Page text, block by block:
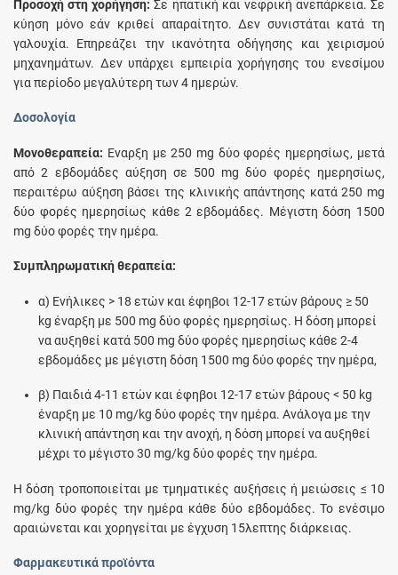
Προσοχή στη χορήγηση: Σε ηπατική και νεφρική ανεπάρκεια. Σε
κύηση μόνο εάν κριθεί απαραίτητο. Δεν συνιστάται κατά τη
γαλουχία. Επηρεάζει την ικανότητα οδήγησης και χειρισμού
μηχανημάτων. Δεν υπάρχει εµπειρία χορήγησης του ενεσίμου
για περίοδο µεγαλύτερη των 4 ηµερών.
Δοσολογία
Μονοθεραπεία: Εναρξη με 250 mg δύο φορές ηµερησίως, μετά
από 2 εβδοµάδες αύξηση σε 500 mg δύο φορές ηµερησίως,
περαιτέρω αύξηση βάσει της κλινικής απάντησης κατά 250 mg
δύο φορές ηµερησίως κάθε 2 εβδοµάδες. Μέγιστη δόση 1500
mg δύο φορές την ηµέρα.
Συµπληρωµατική θεραπεία:
α) Ενήλικες > 18 ετών και έφηβοι 12-17 ετών βάρους ≥ 50
kg έναρξη με 500 mg δύο φορές ηµερησίως. Η δόση μπορεί
να αυξηθεί κατά 500 mg δύο φορές ηµερησίως κάθε 2-4
εβδομάδες με μέγιστη δόση 1500 mg δύο φορές την ηµέρα,
β) Παιδιά 4-11 ετών και έφηβοι 12-17 ετών βάρους < 50 kg
έναρξη με 10 mg/kg δύο φορές την ηµέρα. Ανάλογα µε την
κλινική απάντηση και την ανοχή, η δόση µπορεί να αυξηθεί
µέχρι το μέγιστο 30 mg/kg δύο φορές την ηµέρα.
Η δόση τροποποιείται µε τµηµατικές αυξήσεις ή µειώσεις ≤ 10
mg/kg δύο φορές την ηµέρα κάθε δύο εβδοµάδες. Το ενέσιμο
αραιώνεται και χορηγείται με έγχυση 15λεπτης διάρκειας.
Φαρμακευτικά προϊόντα